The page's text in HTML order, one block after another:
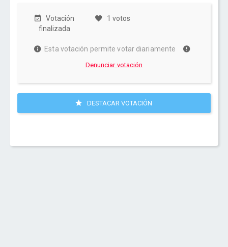
Votación
finalizada
1 votos
Esta votación permite votar diariamente
Denunciar votación
DESTACAR VOTACIÓN